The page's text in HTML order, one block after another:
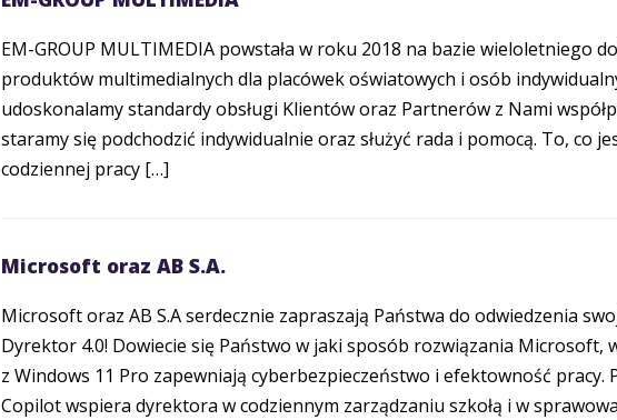
EM-GROUP MULTIMEDIA powstała w roku 2018 na bazie wieloletniego
produktów multimedialnych dla placówek oświatowych i osób
udoskonalamy standardy obsługi Klientów oraz Partnerów z Nami
staramy się podchodzić indywidualnie oraz służyć rada i pomocą. To, co
codziennej pracy […]
Microsoft oraz AB S.A.
Microsoft oraz AB S.A serdecznie zapraszają Państwa do odwiedzenia
Dyrektor 4.0! Dowiecie się Państwo w jaki sposób rozwiązania Microsoft,
z Windows 11 Pro zapewniają cyberbezpieczeństwo i efektowność pracy.
Copilot wspiera dyrektora w codziennym zarządzaniu szkołą i w